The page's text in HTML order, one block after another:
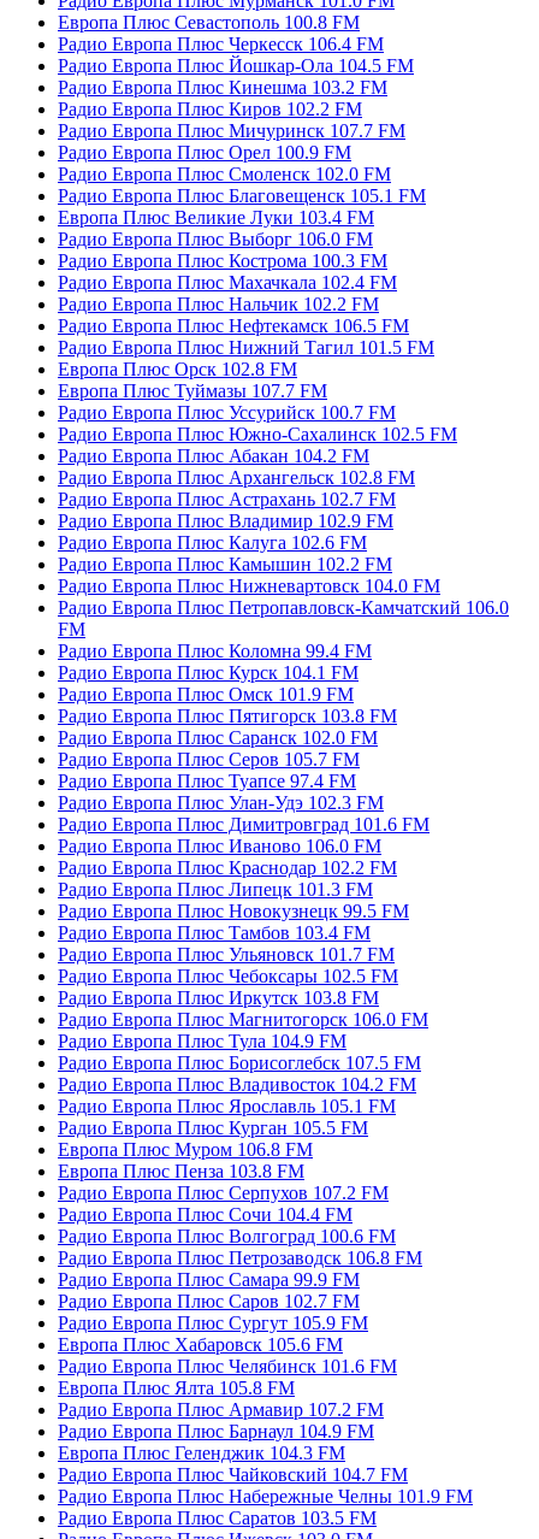
Европа Плюс Севастополь 100.8 FM
Радио Европа Плюс Черкесск 106.4 FM
Радио Европа Плюс Йошкар-Ола 104.5 FM
Радио Европа Плюс Кинешма 103.2 FM
Радио Европа Плюс Киров 102.2 FM
Радио Европа Плюс Мичуринск 107.7 FM
Радио Европа Плюс Орел 100.9 FM
Радио Европа Плюс Смоленск 102.0 FM
Радио Европа Плюс Благовещенск 105.1 FM
Европа Плюс Великие Луки 103.4 FM
Радио Европа Плюс Выборг 106.0 FM
Радио Европа Плюс Кострома 100.3 FM
Радио Европа Плюс Махачкала 102.4 FM
Радио Европа Плюс Нальчик 102.2 FM
Радио Европа Плюс Нефтекамск 106.5 FM
Радио Европа Плюс Нижний Тагил 101.5 FM
Европа Плюс Орск 102.8 FM
Европа Плюс Туймазы 107.7 FM
Радио Европа Плюс Уссурийск 100.7 FM
Радио Европа Плюс Южно-Сахалинск 102.5 FM
Радио Европа Плюс Абакан 104.2 FM
Радио Европа Плюс Архангельск 102.8 FM
Радио Европа Плюс Астрахань 102.7 FM
Радио Европа Плюс Владимир 102.9 FM
Радио Европа Плюс Калуга 102.6 FM
Радио Европа Плюс Камышин 102.2 FM
Радио Европа Плюс Нижневартовск 104.0 FM
Радио Европа Плюс Петропавловск-Камчатский 106.0
FM
Радио Европа Плюс Коломна 99.4 FM
Радио Европа Плюс Курск 104.1 FM
Радио Европа Плюс Омск 101.9 FM
Радио Европа Плюс Пятигорск 103.8 FM
Радио Европа Плюс Саранск 102.0 FM
Радио Европа Плюс Серов 105.7 FM
Радио Европа Плюс Туапсе 97.4 FM
Радио Европа Плюс Улан-Удэ 102.3 FM
Радио Европа Плюс Димитровград 101.6 FM
Радио Европа Плюс Иваново 106.0 FM
Радио Европа Плюс Краснодар 102.2 FM
Радио Европа Плюс Липецк 101.3 FM
Радио Европа Плюс Новокузнецк 99.5 FM
Радио Европа Плюс Тамбов 103.4 FM
Радио Европа Плюс Ульяновск 101.7 FM
Радио Европа Плюс Чебоксары 102.5 FM
Радио Европа Плюс Иркутск 103.8 FM
Радио Европа Плюс Магнитогорск 106.0 FM
Радио Европа Плюс Тула 104.9 FM
Радио Европа Плюс Борисоглебск 107.5 FM
Радио Европа Плюс Владивосток 104.2 FM
Радио Европа Плюс Ярославль 105.1 FM
Радио Европа Плюс Курган 105.5 FM
Европа Плюс Муром 106.8 FM
Европа Плюс Пенза 103.8 FM
Радио Европа Плюс Серпухов 107.2 FM
Радио Европа Плюс Сочи 104.4 FM
Радио Европа Плюс Волгоград 100.6 FM
Радио Европа Плюс Петрозаводск 106.8 FM
Радио Европа Плюс Самара 99.9 FM
Радио Европа Плюс Саров 102.7 FM
Радио Европа Плюс Сургут 105.9 FM
Европа Плюс Хабаровск 105.6 FM
Радио Европа Плюс Челябинск 101.6 FM
Европа Плюс Ялта 105.8 FM
Радио Европа Плюс Армавир 107.2 FM
Радио Европа Плюс Барнаул 104.9 FM
Европа Плюс Геленджик 104.3 FM
Радио Европа Плюс Чайковский 104.7 FM
Радио Европа Плюс Набережные Челны 101.9 FM
Радио Европа Плюс Саратов 103.5 FM